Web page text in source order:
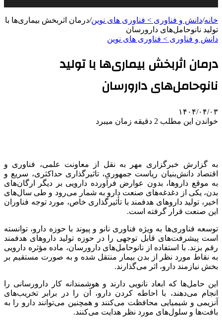
خانه/دانش و فناوری > فناوری های نوین/درمان اثربخش بیماری‌ها با
تولید نانوحامل‌های دارورسان
دانش و فناوری > فناوری های نوین
درمان اثربخش بیماری‌ها با تولید
نانوحامل‌های دارورسان
۱۴۰۴/۰۴/۰۳
خواندن این مطلب 2 دقیقه زمان میبرد
به گزارش خبرگزاری مهر به نقل از معاونت علمی، فناوری و
اقتصاد دانش‌بنیان ریاست جمهوری، تاثیرگذاری حداکثری، سریع و
به موقع داروها، بدون عوارض فرآورده دارویی بر دیگر ارگان‌های
بدن، یکی از دغدغه‌های صنعت دارو به شمار می‌رود و طی سال‌های
اخیر، تولید داروهای هدفمند با تأثیرگذاری‌ خاص، مورد توجه فناوران
این صنعت قرار گرفته است.
توسعه فناوری‌ها به ویژه فناوری نانو و پیوند با حوزه دارو، توانسته
است پیشرفت‌های قابل توجهی را در حوزه تولید داروهای هدفمند
رقم بزند. با استفاده از نانوحامل‌های دارورسان، ماده مؤثره دارویی
به نقاط مورد نظر از بدن بیمار منتقل شده و به صورت مستقیم بر
بخش نیازمند دارو، اثر می‌گذارند.
این حامل‌ها که ابعاد نانویی دارند و هوشمندانه کار دارورسانی را
انجام می‌دهند، با احاطه کردن دارو، آن را در برابر تخریب‌های
آنزیمی و شیمیایی محافظت می‌کنند و همچنین می‌توانند دارو را به
بافت‌ها و سلول‌های مورد نظر هدایت می‌کنند.